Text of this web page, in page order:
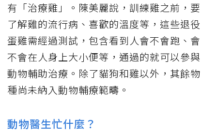
有「治療雞」。陳美麗說，訓練雞之前，要
了解雞的流行病、喜歡的溫度等，這些退役
蛋雞需經過測試，包含看到人會不會跑、會
不會在人身上大小便等，通過的就可以參與
動物輔助治療。除了貓狗和雞以外，其餘物
種尚未納入動物輔療範疇。
動物醫生忙什麼？